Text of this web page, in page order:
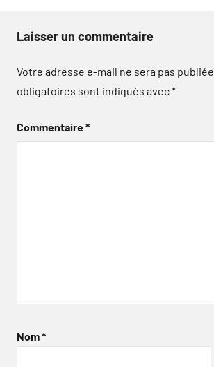
Laisser un commentaire
Votre adresse e-mail ne sera pas publiée.
obligatoires sont indiqués avec*
Commentaire*
Nom*